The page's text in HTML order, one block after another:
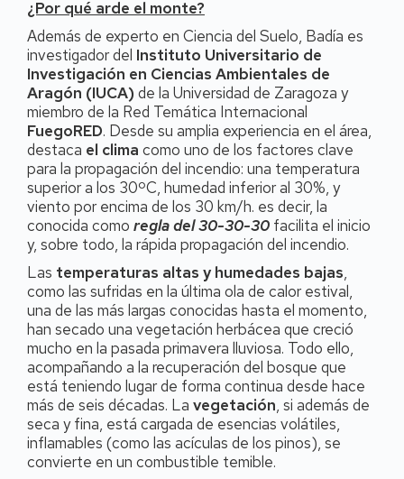
¿Por qué arde el monte?
Además de experto en Ciencia del Suelo, Badía es
investigador del Instituto Universitario de
Investigación en Ciencias Ambientales de
Aragón (IUCA) de la Universidad de Zaragoza y
miembro de la Red Temática Internacional
FuegoRED. Desde su amplia experiencia en el área,
destaca el clima como uno de los factores clave
para la propagación del incendio: una temperatura
superior a los 30ºC, humedad inferior al 30%, y
viento por encima de los 30 km/h. es decir, la
conocida como regla del 30-30-30 facilita el inicio
y, sobre todo, la rápida propagación del incendio.
Las temperaturas altas y humedades bajas,
como las sufridas en la última ola de calor estival,
una de las más largas conocidas hasta el momento,
han secado una vegetación herbácea que creció
mucho en la pasada primavera lluviosa. Todo ello,
acompañando a la recuperación del bosque que
está teniendo lugar de forma continua desde hace
más de seis décadas. La vegetación, si además de
seca y fina, está cargada de esencias volátiles,
inflamables (como las acículas de los pinos), se
convierte en un combustible temible.